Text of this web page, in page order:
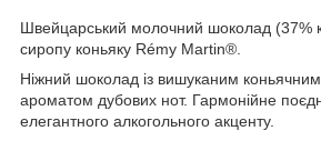
Швейцарський молочний шоколад (37%
сиропу коньяку Rémy Martin®.
Ніжний шоколад із вишуканим
ароматом дубових нот. Гармонійне
елегантного алкогольного акценту.